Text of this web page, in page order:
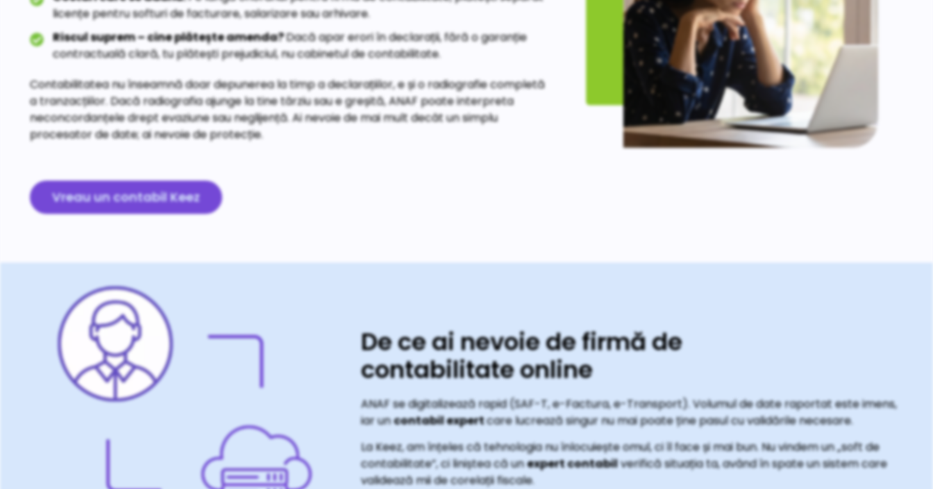
licențe pentru softuri de facturare, salarizare sau arhivare.
Riscul suprem – cine plătește amenda?Dacă apar erori în declarații, fără o garanție
contractuală clară, tu plătești prejudiciul, nu cabinetul de contabilitate.
Contabilitatea nu înseamnă doar depunerea la timp a declarațiilor, e și o radiografie completă
a tranzacțiilor. Dacă radiografia ajunge la tine târziu sau e greșită, ANAF poate interpreta
neconcordanțele drept evaziune sau neglijență. Ai nevoie de mai mult decât un simplu
procesator de date; ai nevoie de protecție.
Vreau un contabil Keez
De ce ai nevoie de firmă de
contabilitate online
ANAF se digitalizează rapid (SAF-T, e-Factura, e-Transport). Volumul de date raportat este imens,
iar uncontabil expertcare lucrează singur nu mai poate ține pasul cu validările necesare.
La Keez, am înțeles că tehnologia nu înlocuiește omul, ci îl face și mai bun. Nu vindem un „soft de
contabilitate”, ci liniștea că unexpert contabilverifică situația ta, având în spate un sistem care
validează mii de corelații fiscale.